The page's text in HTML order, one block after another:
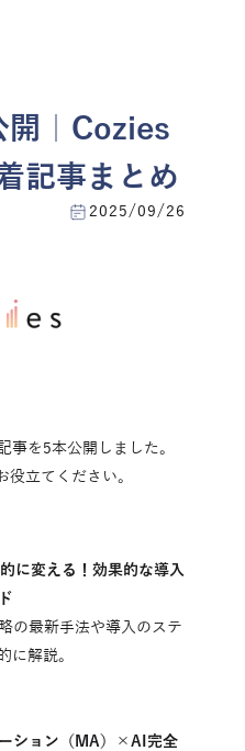
開｜Cozies
記事まとめ
2025/09/26
事を5本公開しました。
役立てください。
に変える！効果的な導入
の最新手法や導入のステ
に解説。
ション（MA）×AI完全